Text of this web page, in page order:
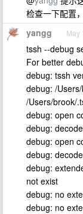
检查一下配置
yangg May
tssh --debug
For better
debug: tssh
debug: /
/Users/brook/
debug: open
debug:
debug: open
debug:
debug:
not exist
debug: no
debug: no